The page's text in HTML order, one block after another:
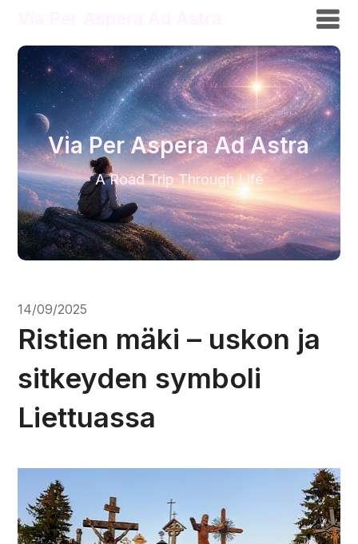
Via Per Aspera Ad Astra
A Road Trip Through Life
14/09/2025
Ristien mäki – uskon ja
sitkeyden symboli
Liettuassa